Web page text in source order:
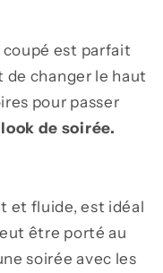
est parfait
changer le haut
pour passer
de soirée.
et fluide, est idéal
être porté au
soirée avec les